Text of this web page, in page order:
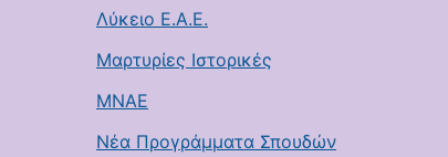
Λύκειο Ε.Α.Ε.
Μαρτυρίες Ιστορικές
ΜΝΑΕ
Νέα Προγράμματα Σπουδών